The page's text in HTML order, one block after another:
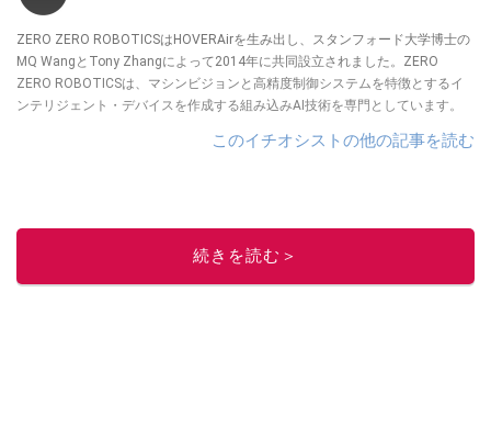
ZERO ZERO ROBOTICSはHOVERAirを生み出し、スタンフォード大学博士の
MQ WangとTony Zhangによって2014年に共同設立されました。ZERO
ZERO ROBOTICSは、マシンビジョンと高精度制御システムを特徴とするイ
ンテリジェント・デバイスを作成する組み込みAI技術を専門としています。
このイチオシストの他の記事を読む
続きを読む＞